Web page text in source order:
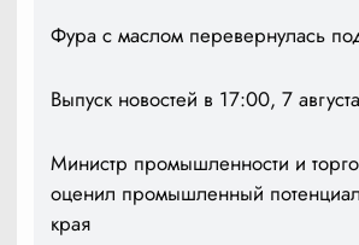
Фура с маслом перевернулась
Выпуск новостей в 17:00, 7
Министр промышленности и
оценил промышленный
края